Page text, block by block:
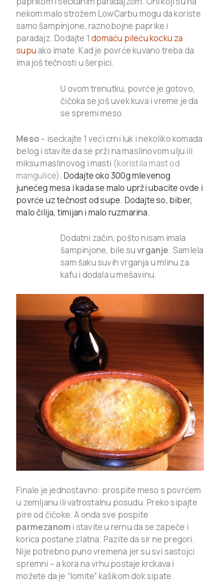
nekom malo strožem LowCarbu mogu da koriste
samo šampinjone, raznobojne paprike i
paradajz. Dodajte 1domaću pileću kocku za
supuako imate. Kad je povrće kuvano treba da
ima još tečnosti u šerpici.
U ovom trenutku, povrće je gotovo,
čičoka se još uvek kuva i vreme je da
se spremi meso.
Meso – iseckajte 1 veći crni luk i nekoliko komada
belog i stavite da se prži na maslinovom ulju ili
miksu maslinovog i masti (koristila mast od
mangulice). Dodajte oko 300g mlevenog
junećeg mesa i kada se malo uprži ubacite ovde i
povrće uz tečnost od supe. Dodajte so, biber,
malo čilija, timijan i malo ruzmarina.
Dodatni začin, pošto nisam imala
šampinjone, bile suvrganje. Samlela
sam šaku suvih vrganja u mlinu za
kafu i dodala u mešavinu.
Finale je jednostavno: prospite meso s povrćem
u zemljanu ili vatrostalnu posudu. Preko sipajte
pire od čičoke. A onda sve pospite
parmezanom i stavite u rernu da se zapeče i
korica postane zlatna. Pazite da sir ne pregori.
Nije potrebno puno vremena jer su svi sastojci
spremni – a kora na vrhu postaje krckava i
možete da je “lomite” kašikom dok sipate.